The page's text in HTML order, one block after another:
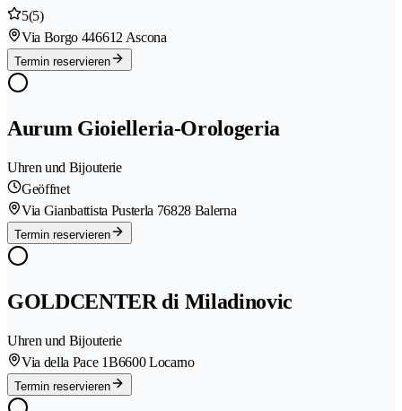
5(5)
Via Borgo 446612 Ascona
Termin reservieren
Aurum Gioielleria-Orologeria
Uhren und Bijouterie
Geöffnet
Via Gianbattista Pusterla 76828 Balerna
Termin reservieren
GOLDCENTER di Miladinovic
Uhren und Bijouterie
Via della Pace 1B6600 Locarno
Termin reservieren